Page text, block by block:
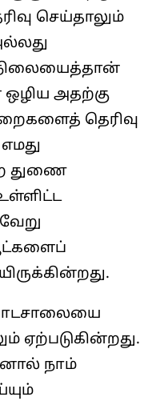
செய்தாலும்
ஒழிய அதற்கு
தெரிவு
துணை
ஏற்படுகின்றது.
நாம்